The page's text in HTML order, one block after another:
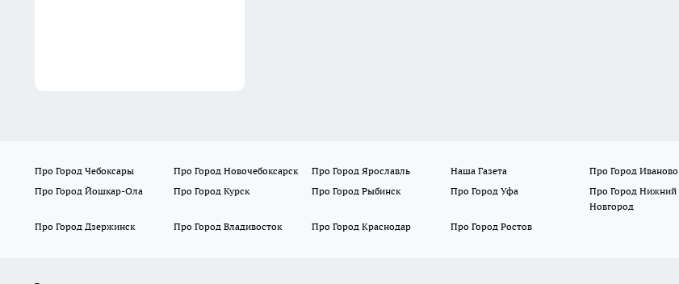
Про Город Чебоксары Про Город Новочебоксарск Про Город Ярославль Наша Газета
Про Город Иваново
Про Город Йошкар-Ола
Про Город Курск Про Город Рыбинск Про Город Уфа
Про Город Нижний
Новгород
Про Город Дзержинск
Про Город Владивосток Про Город Краснодар Про Город Ростов